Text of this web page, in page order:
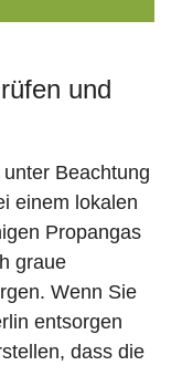
und
Beachtung
einem lokalen
Propangas
graue
Wenn Sie
entsorgen
dass die